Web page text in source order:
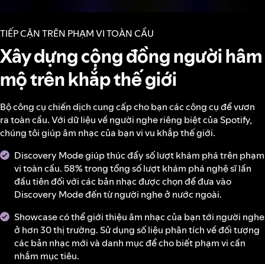
TIẾP CẬN TRÊN PHẠM VI TOÀN CẦU
Xây dựng cộng đồng người hâm
mộ trên khắp thế giới
Bộ công cụ chiến dịch cung cấp cho bạn các công cụ để vươn
ra toàn cầu. Với dữ liệu về người nghe riêng biệt của Spotify,
chúng tôi giúp âm nhạc của bạn vi vu khắp thế giới.
Discovery Mode giúp thúc đẩy số lượt khám phá trên phạm
vi toàn cầu. 58% trong tổng số lượt khám phá nghệ sĩ lần
đầu tiên đối với các bản nhạc được chọn để đưa vào
Discovery Mode đến từ người nghe ở nước ngoài.
Showcase có thể giới thiệu âm nhạc của bạn tới người nghe
ở hơn 30 thị trường. Sử dụng số liệu phân tích về đối tượng
các bản nhạc mới và danh mục để cho biết phạm vi cần
nhắm mục tiêu.